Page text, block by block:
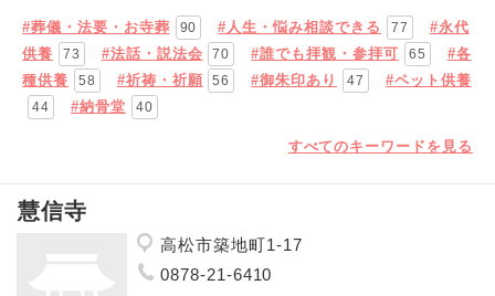
#葬儀・法要・お寺葬 90 #人生・悩み相談できる 77
#永代
供養
73 #法話・説法会 70 #誰でも拝観・参拝可 65
#各
種供養
58 #祈祷・祈願 56 #御朱印あり 47 #ペット供養
44 #納骨堂 40
すべてのキーワードを見る
慧信寺
高松市築地町1-17
0878-21-6410